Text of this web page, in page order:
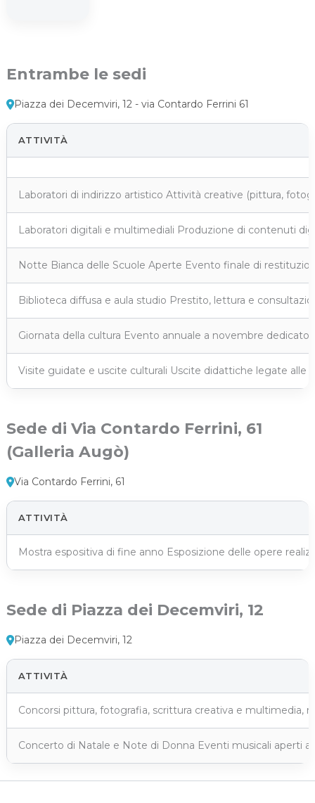
Entrambe le sedi
Piazza dei Decemviri, 12 - via Contardo Ferrini 61
ATTIVITÀ
Laboratori di indirizzo artistico Attività creative (pittura,
Laboratori digitali e multimediali Produzione di contenuti
Notte Bianca delle Scuole Aperte Evento finale di
Biblioteca diffusa e aula studio Prestito, lettura e
Giornata della cultura Evento annuale a novembre
Visite guidate e uscite culturali Uscite didattiche legate
Sede di Via Contardo Ferrini, 61
(Galleria Augò)
Via Contardo Ferrini, 61
ATTIVITÀ
Mostra espositiva di fine anno Esposizione delle opere
Sede di Piazza dei Decemviri, 12
Piazza dei Decemviri, 12
ATTIVITÀ
Concorsi pittura, fotografia, scrittura creativa e multimedia,
Concerto di Natale e Note di Donna Eventi musicali aperti